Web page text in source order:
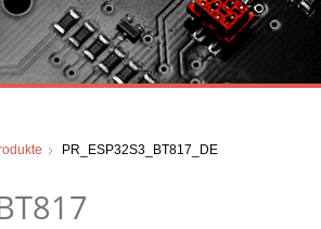
PR_ESP32S3_BT817_DE